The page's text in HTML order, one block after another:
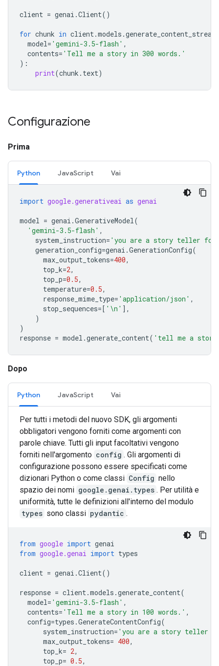
client = genai .Client()
for chunk in client.models .generate_content_stream
model= 'gemini-3.5-flash' ,
contents= 'Tell me a story in 300 words.'
):
print(chunk . text)
Configurazione
Prima
Python JavaScript Vai
import google.generativeai as genai
model = genai .GenerativeModel(
'gemini-3.5-flash' ,
system_instruction= 'you are a story teller for
generation_config=genai .GenerationConfig(
max_output_tokens=400,
top_k=2,
top_p=0.5,
temperature=0.5,
response_mime_type= 'application/json' ,
stop_sequences=[ ' \n ' ],
)
)
response = model .generate_content( 'tell me a story
Dopo
Python JavaScript Vai
Per tutti i metodi del nuovo SDK, gli argomenti
obbligatori vengono forniti come argomenti con
parole chiave. Tutti gli input facoltativi vengono
forniti nell'argomento config . Gli argomenti di
configurazione possono essere specificati come
dizionari Python o come classi Config nello
spazio dei nomi google.genai.types . Per utilità e
uniformità, tutte le definizioni all'interno del modulo
types sono classi pydantic .
from google import genai
from google.genai import types
client = genai .Client()
response = client.models .generate_content(
model= 'gemini-3.5-flash' ,
contents= 'Tell me a story in 100 words.' ,
config=types .GenerateContentConfig(
system_instruction= 'you are a story teller
max_output_tokens= 400,
top_k= 2,
top_p= 0.5,